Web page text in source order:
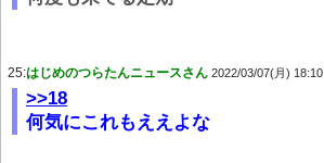
25:はじめのつらたんニュースさん 2022/03/07(月) 18:10
>>18
何気にこれもええよな